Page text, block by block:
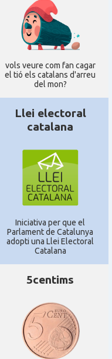
vols veure com fan cagar
el tió els catalans d'arreu
del mon?
Llei electoral
catalana
Iniciativa per que el
Parlament de Catalunya
adopti una Llei Electoral
Catalana
5centims